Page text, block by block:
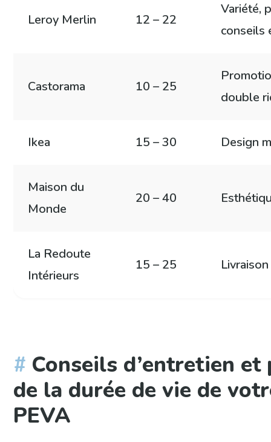
Leroy Merlin 12 – 22
Variété,
conseils
Castorama 10 – 25
double
Ikea 15 – 30 Design
Maison du
Monde
20 – 40
La Redoute
Intérieurs
15 – 25
Conseils d’entretien
de la durée de vie de
PEVA